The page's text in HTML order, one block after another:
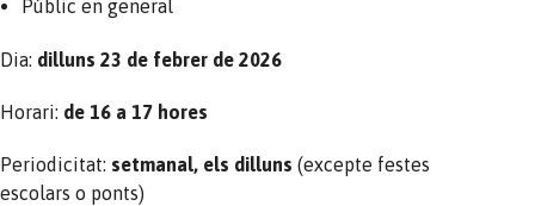
Públic en general
Dia: dilluns 23 de febrer de 2026
Horari: de 16 a 17 hores
Periodicitat: setmanal, els dilluns (excepte festes
escolars o ponts)